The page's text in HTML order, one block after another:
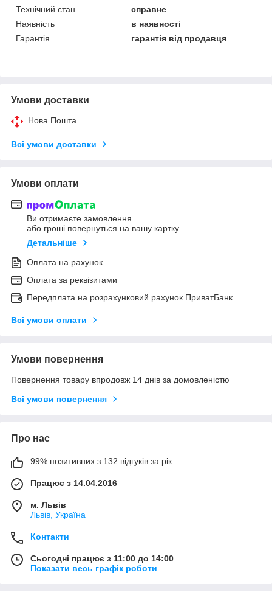
Технічний стан
справне
Наявність
в наявності
Гарантія
гарантія від продавця
Умови доставки
Нова Пошта
Всі умови доставки
Умови оплати
Ви отримаєте замовлення
або гроші повернуться на вашу картку
Детальніше
Оплата на рахунок
Оплата за реквізитами
Передплата на розрахунковий рахунок ПриватБанк
Всі умови оплати
Умови повернення
Повернення товару впродовж 14 днів за домовленістю
Всі умови повернення
Про нас
99% позитивних з 132 відгуків за рік
Працює з 14.04.2016
м. Львів
Львів, Україна
Контакти
Сьогодні працює з 11:00 до 14:00
Показати весь графік роботи